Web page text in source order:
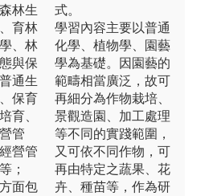
林生
育林
、林
與保
通生
保育
育、
管
營管
；
面包
式。
學習內容主要以普通
化學、植物學、園藝
學為基礎。因園藝的
範疇相當廣泛，故可
再細分為作物栽培、
景觀造園、加工處理
等不同的實踐範圍，
又可依不同作物，可
再由特定之蔬果、花
卉、種苗等，作為研